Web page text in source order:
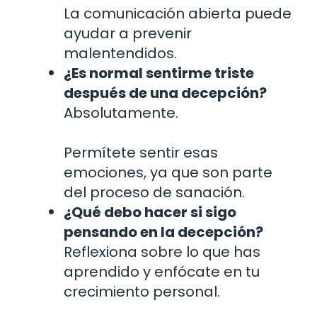
La comunicación abierta puede
ayudar a prevenir
malentendidos.
¿Es normal sentirme triste
después de una decepción?
Absolutamente.
Permítete sentir esas
emociones, ya que son parte
del proceso de sanación.
¿Qué debo hacer si sigo
pensando en la decepción?
Reflexiona sobre lo que has
aprendido y enfócate en tu
crecimiento personal.